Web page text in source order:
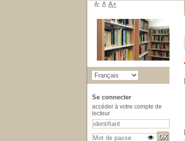
A- A A+
Se connecter
accéder à votre compte de
lecteur